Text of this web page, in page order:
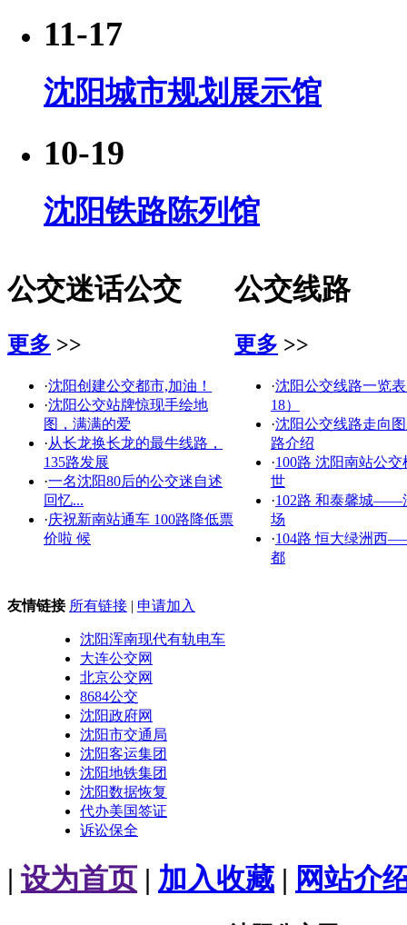
11-17
沈阳城市规划展示馆
10-19
沈阳铁路陈列馆
公交迷话公交
更多 >>
·沈阳创建公交都市,加油！
·沈阳公交站牌惊现手绘地
图，满满的爱
·从长龙换长龙的最牛线路，
135路发展
·一名沈阳80后的公交迷自述
回忆...
·庆祝新南站通车 100路降低票
价啦 候
公交线路
更多 >>
·沈阳公交线路一览表
18）
·沈阳公交线路走向
路介绍
·100路 沈阳南站公
世
·102路 和泰馨城——
场
·104路 恒大绿洲西
都
友情链接 所有链接 | 申请加入
沈阳浑南现代有轨电车
大连公交网
北京公交网
8684公交
沈阳政府网
沈阳市交通局
沈阳客运集团
沈阳地铁集团
沈阳数据恢复
代办美国签证
诉讼保全
| 设为首页 | 加入收藏 | 网站介